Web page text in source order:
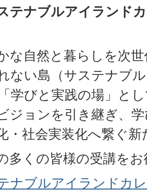
テナブルアイランド
な自然と暮らしを次
ない島（サステナブ
学びと実践の場」と
ジョンを引き継ぎ、
・社会実装化へ繋ぐ
多くの皆様の受講を
ナブルアイランドカ